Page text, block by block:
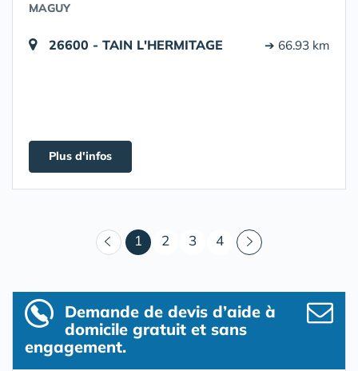
MAGUY
26600 - TAIN L'HERMITAGE ➔ 66.93 km
Plus d'infos
1 (courant)
2 3 4
Demande de devis d’aide à
domicile gratuit et sans
engagement.